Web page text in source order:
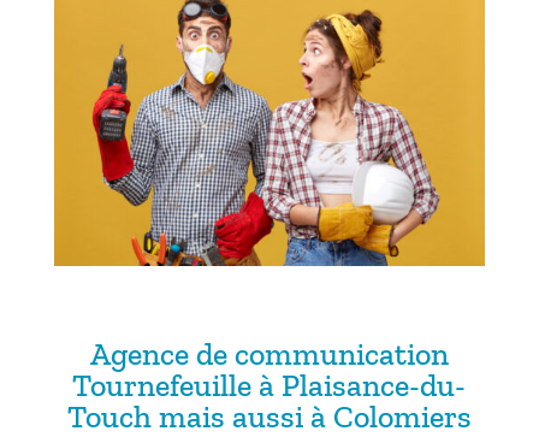
Agence de communication
Tournefeuille à Plaisance-du-
Touch mais aussi à Colomiers